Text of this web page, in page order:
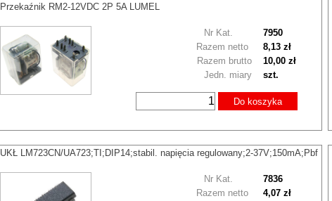
Przekaźnik RM2-12VDC 2P 5A LUMEL
Nr Kat. 7950
Razem brutto 10,00 zł
Razem netto 8,13 zł
Jedn. miary szt.
Do koszyka
UKŁ LM723CN/UA723;TI;DIP14;stabil. napięcia regulowany;2-37V;150mA;Pbf
Nr Kat. 7836
Razem netto 4,07 zł